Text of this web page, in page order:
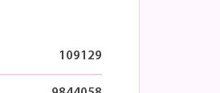
109129